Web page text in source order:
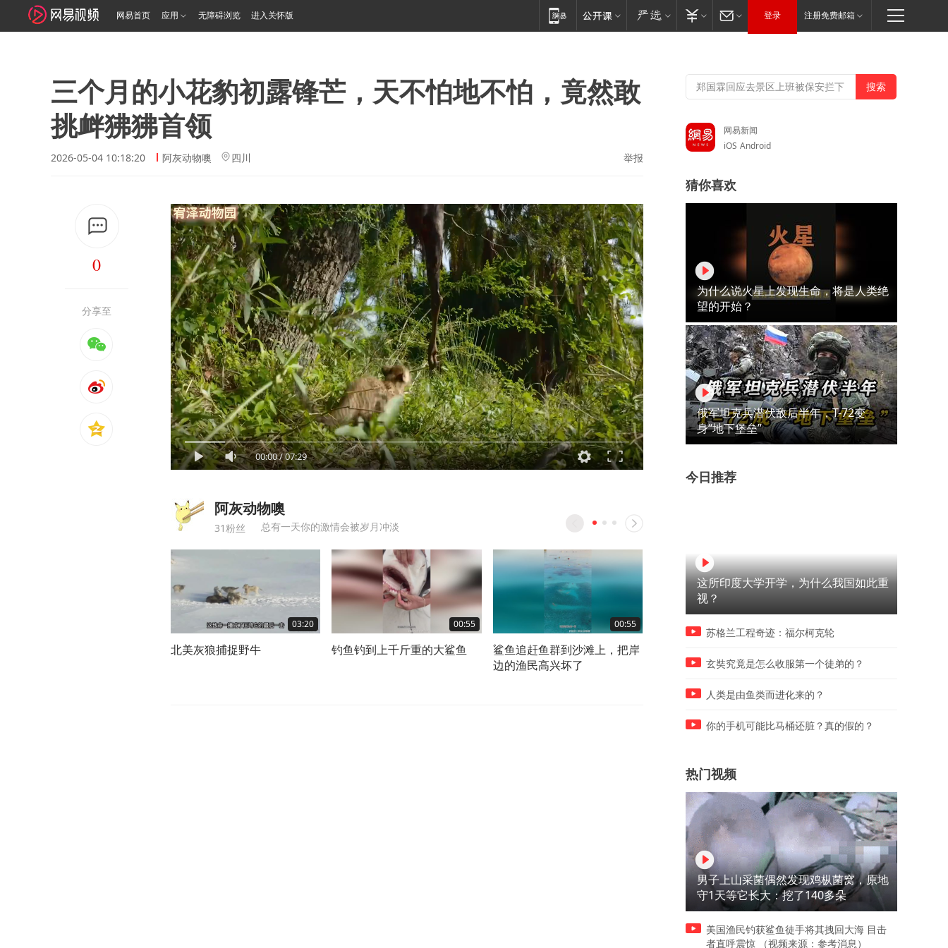
网易首页 应用 无障碍浏览 进入关怀版 登录 注册免费邮箱
三个月的小花豹初露锋芒，天不怕地不怕，竟然敢
挑衅狒狒首领
2026-05-04 10:18:20 阿灰动物噢 四川 举报
0
分享至
00:00/07:29
阿灰动物噢
31粉丝 总有一天你的激情会被岁月冲淡
03:20
北美灰狼捕捉野牛
00:55
钓鱼钓到上千斤重的大鲨鱼
00:55
鲨鱼追赶鱼群到沙滩上，把岸
边的渔民高兴坏了
网易新闻
iOS Android
猜你喜欢
为什么说火星上发现生命，将是人类绝
望的开始？
俄军坦克兵潜伏敌后半年，T-72变
身“地下堡垒”
今日推荐
这所印度大学开学，为什么我国如此重
视？
苏格兰工程奇迹：福尔柯克轮
玄奘究竟是怎么收服第一个徒弟的？
人类是由鱼类而进化来的？
你的手机可能比马桶还脏？真的假的？
热门视频
男子上山采菌偶然发现鸡枞菌窝，原地
守1天等它长大：挖了140多朵
美国渔民钓获鲨鱼徒手将其拽回大海 目击
者直呼震惊 （视频来源：参考消息）